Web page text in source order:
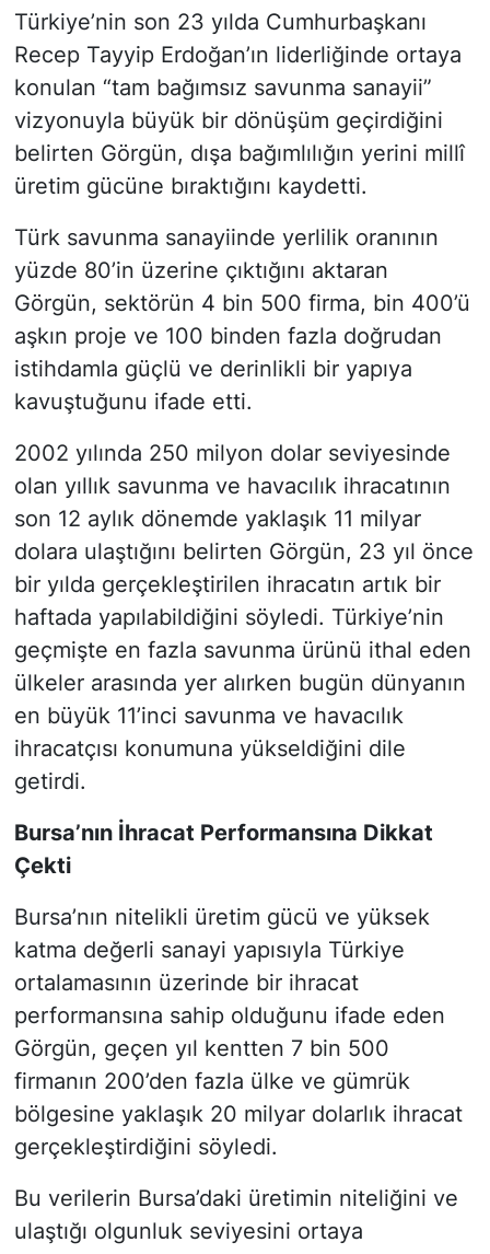
Türkiye’nin son 23 yılda Cumhurbaşkanı
Recep Tayyip Erdoğan’ın liderliğinde ortaya
konulan “tam bağımsız savunma sanayii”
vizyonuyla büyük bir dönüşüm geçirdiğini
belirten Görgün, dışa bağımlılığın yerini millî
üretim gücüne bıraktığını kaydetti.
Türk savunma sanayiinde yerlilik oranının
yüzde 80’in üzerine çıktığını aktaran
Görgün, sektörün 4 bin 500 firma, bin 400’ü
aşkın proje ve 100 binden fazla doğrudan
istihdamla güçlü ve derinlikli bir yapıya
kavuştuğunu ifade etti.
2002 yılında 250 milyon dolar seviyesinde
olan yıllık savunma ve havacılık ihracatının
son 12 aylık dönemde yaklaşık 11 milyar
dolara ulaştığını belirten Görgün, 23 yıl önce
bir yılda gerçekleştirilen ihracatın artık bir
haftada yapılabildiğini söyledi. Türkiye’nin
geçmişte en fazla savunma ürünü ithal eden
ülkeler arasında yer alırken bugün dünyanın
en büyük 11’inci savunma ve havacılık
ihracatçısı konumuna yükseldiğini dile
getirdi.
Bursa’nın İhracat Performansına Dikkat
Çekti
Bursa’nın nitelikli üretim gücü ve yüksek
katma değerli sanayi yapısıyla Türkiye
ortalamasının üzerinde bir ihracat
performansına sahip olduğunu ifade eden
Görgün, geçen yıl kentten 7 bin 500
firmanın 200’den fazla ülke ve gümrük
bölgesine yaklaşık 20 milyar dolarlık ihracat
gerçekleştirdiğini söyledi.
Bu verilerin Bursa’daki üretimin niteliğini ve
ulaştığı olgunluk seviyesini ortaya